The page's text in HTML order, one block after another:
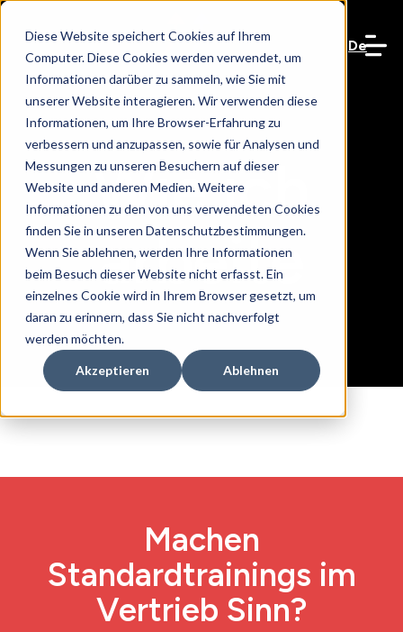
Diese Website speichert Cookies auf Ihrem
Computer. Diese Cookies werden verwendet, um
Informationen darüber zu sammeln, wie Sie mit
unserer Website interagieren. Wir verwenden diese
Informationen, um Ihre Browser-Erfahrung zu
verbessern und anzupassen, sowie für Analysen und
Messungen zu unseren Besuchern auf dieser
Website und anderen Medien. Weitere
Informationen zu den von uns verwendeten Cookies
finden Sie in unseren Datenschutzbestimmungen.
Wenn Sie ablehnen, werden Ihre Informationen
beim Besuch dieser Website nicht erfasst. Ein
einzelnes Cookie wird in Ihrem Browser gesetzt, um
daran zu erinnern, dass Sie nicht nachverfolgt
werden möchten.
Akzeptieren Ablehnen
De
Wie ich
arbeite
Machen
Standardtrainings im
Vertrieb Sinn?